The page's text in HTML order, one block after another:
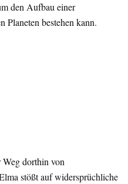
den Aufbau einer
Planeten bestehen kann.
Weg dorthin von
stößt auf widersprüchliche